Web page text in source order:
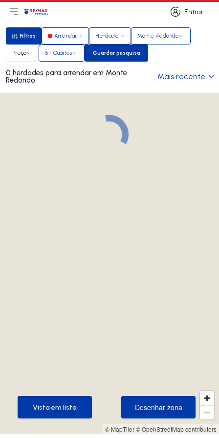
Entrar
Entrar
Abri menu principal
LogoIr para página inicial
Filtros
Filtros Arrendar Herdade Monte Redondo
Preço 5+ Quartos Guardar pesquisa
Guardar pesquisa
0 herdades para arrendar em Monte
Redondo Mais recente
© MapTiler© OpenStreetMap contributors
Desenhar zona
Desenhar zona
Vista em lista
Vista em lista